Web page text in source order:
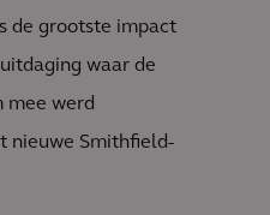
de grootste impact
waar de
mee werd
nieuwe Smithfield-